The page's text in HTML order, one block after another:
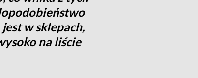
w sklepach,
na liście